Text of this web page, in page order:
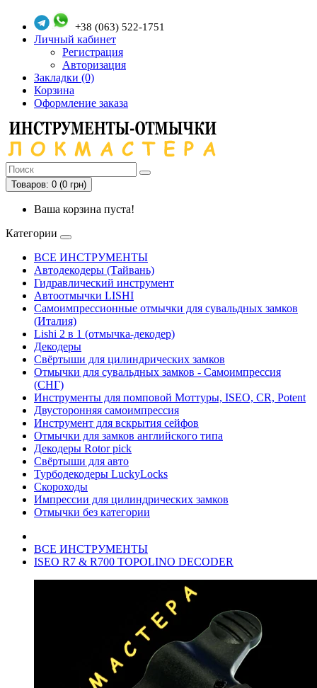
+38 (063) 522-1751
Личный кабинет
Регистрация
Авторизация
Закладки (0)
Корзина
Оформление заказа
Товаров: 0 (0 грн)
Ваша корзина пуста!
Категории
ВСЕ ИНСТРУМЕНТЫ
Автодекодеры (Тайвань)
Гидравлический инструмент
Автоотмычки LISHI
Самоимпрессионные отмычки для сувальдных замков
(Италия)
Lishi 2 в 1 (отмычка-декодер)
Декодеры
Свёртыши для цилиндрических замков
Отмычки для сувальдных замков - Самоимпрессия
(СНГ)
Инструменты для помповой Моттуры, ISEO, CR, Potent
Двусторонняя самоимпрессия
Инструмент для вскрытия сейфов
Отмычки для замков английского типа
Декодеры Rotor pick
Свёртыши для авто
Турбодекодеры LuckyLocks
Скороходы
Импрессии для цилиндрических замков
Отмычки без категории
ВСЕ ИНСТРУМЕНТЫ
ISEO R7 & R700 TOPOLINO DECODER